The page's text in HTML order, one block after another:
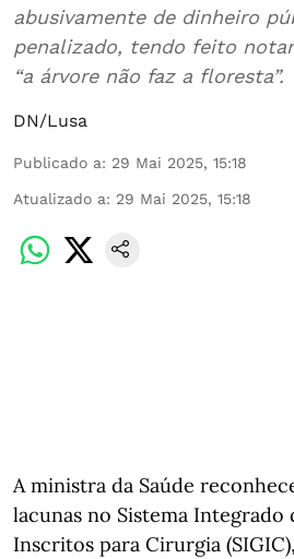
abusivamente de dinheiro
penalizado, tendo feito
“a árvore não faz a floresta”.
DN/Lusa
Publicado a: 29 Mai 2025, 15:18
Atualizado a: 29 Mai 2025, 15:18
A ministra da Saúde
lacunas no Sistema Integrado
Inscritos para Cirurgia